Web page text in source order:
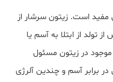
مفید است. زیتون سرشار از
تولد از ابتلا به آسم یا
در زیتون مسئول
برابر آسم و چندین آلرژی